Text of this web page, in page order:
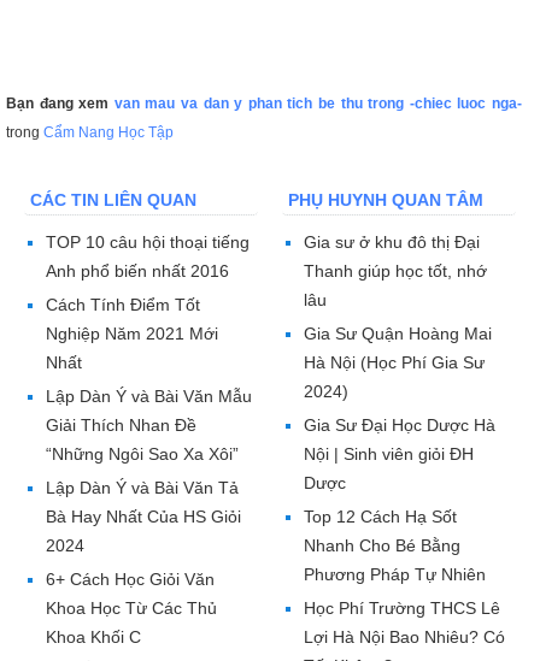
Bạn đang xem van mau va dan y phan tich be thu trong -chiec luoc nga-
trong Cẩm Nang Học Tập
CÁC TIN LIÊN QUAN
TOP 10 câu hội thoại tiếng
Anh phổ biến nhất 2016
Cách Tính Điểm Tốt
Nghiệp Năm 2021 Mới
Nhất
Lập Dàn Ý và Bài Văn Mẫu
Giải Thích Nhan Đề
“Những Ngôi Sao Xa Xôi”
Lập Dàn Ý và Bài Văn Tả
Bà Hay Nhất Của HS Giỏi
2024
6+ Cách Học Giỏi Văn
Khoa Học Từ Các Thủ
Khoa Khối C
PHỤ HUYNH QUAN TÂM
Gia sư ở khu đô thị Đại
Thanh giúp học tốt, nhớ
lâu
Gia Sư Quận Hoàng Mai
Hà Nội (Học Phí Gia Sư
2024)
Gia Sư Đại Học Dược Hà
Nội | Sinh viên giỏi ĐH
Dược
Top 12 Cách Hạ Sốt
Nhanh Cho Bé Bằng
Phương Pháp Tự Nhiên
Học Phí Trường THCS Lê
Lợi Hà Nội Bao Nhiêu? Có